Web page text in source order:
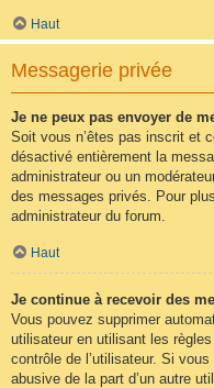
Haut
Messagerie privée
Je ne peux pas envoyer de
Soit vous n’êtes pas inscrit et
désactivé entièrement la
administrateur ou un
des messages privés. Pour
administrateur du forum.
Haut
Je continue à recevoir des
Vous pouvez supprimer
utilisateur en utilisant les
contrôle de l’utilisateur. Si
abusive de la part d’un autre